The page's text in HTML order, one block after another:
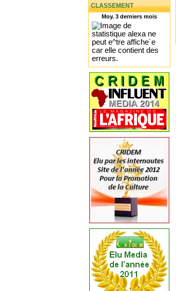
CLASSEMENT
Moy. 3 derniers mois